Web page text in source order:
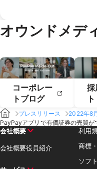
2019年2月
オウンドメデ
コーポレー
トブログ
採
ト
プレスリリース
2022年8
PayPayアプリで有価証券の売買
会社概要
会社概要役員紹介
利用
商標
ソフ